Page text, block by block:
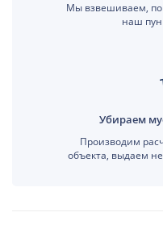
Мы взвешиваем,
наш
Убираем
Производим
объекта, выдаем